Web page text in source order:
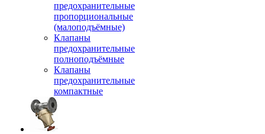
предохранительные
пропорциональные
(малоподъёмные)
Клапаны
предохранительные
полноподъёмные
Клапаны
предохранительные
компактные